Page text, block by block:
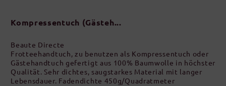
Kompressentuch (Gästeh...
Beaute Directe
Frotteehandtuch, zu benutzen als Kompressentuch oder
Gästehandtuch gefertigt aus 100% Baumwolle in höchster
Qualität. Sehr dichtes, saugstarkes Material mit langer
Lebensdauer. Fadendichte 450g/Quadratmeter